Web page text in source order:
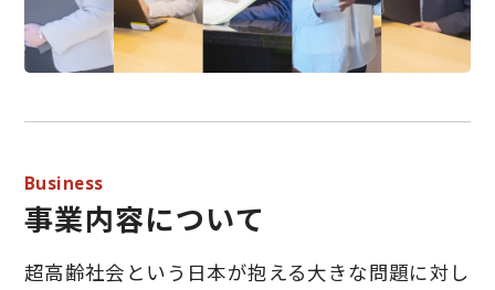
Business
事業内容について
超高齢社会という日本が抱える大きな問題に対し